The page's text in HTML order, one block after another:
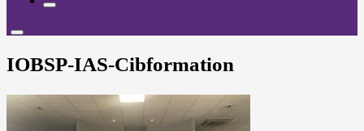
IOBSP-IAS-Cibformation